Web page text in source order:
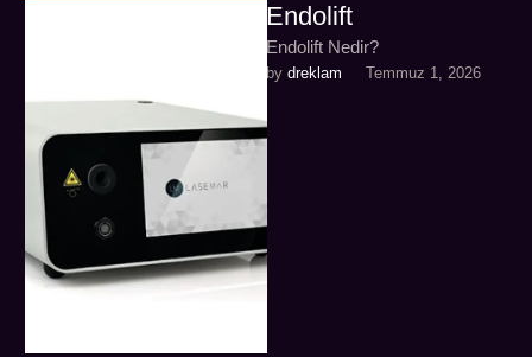
Endolift
Endolift Nedir?
by dreklam Temmuz 1, 2026